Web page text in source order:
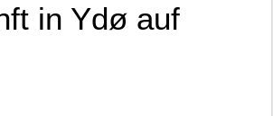
in Ydø auf